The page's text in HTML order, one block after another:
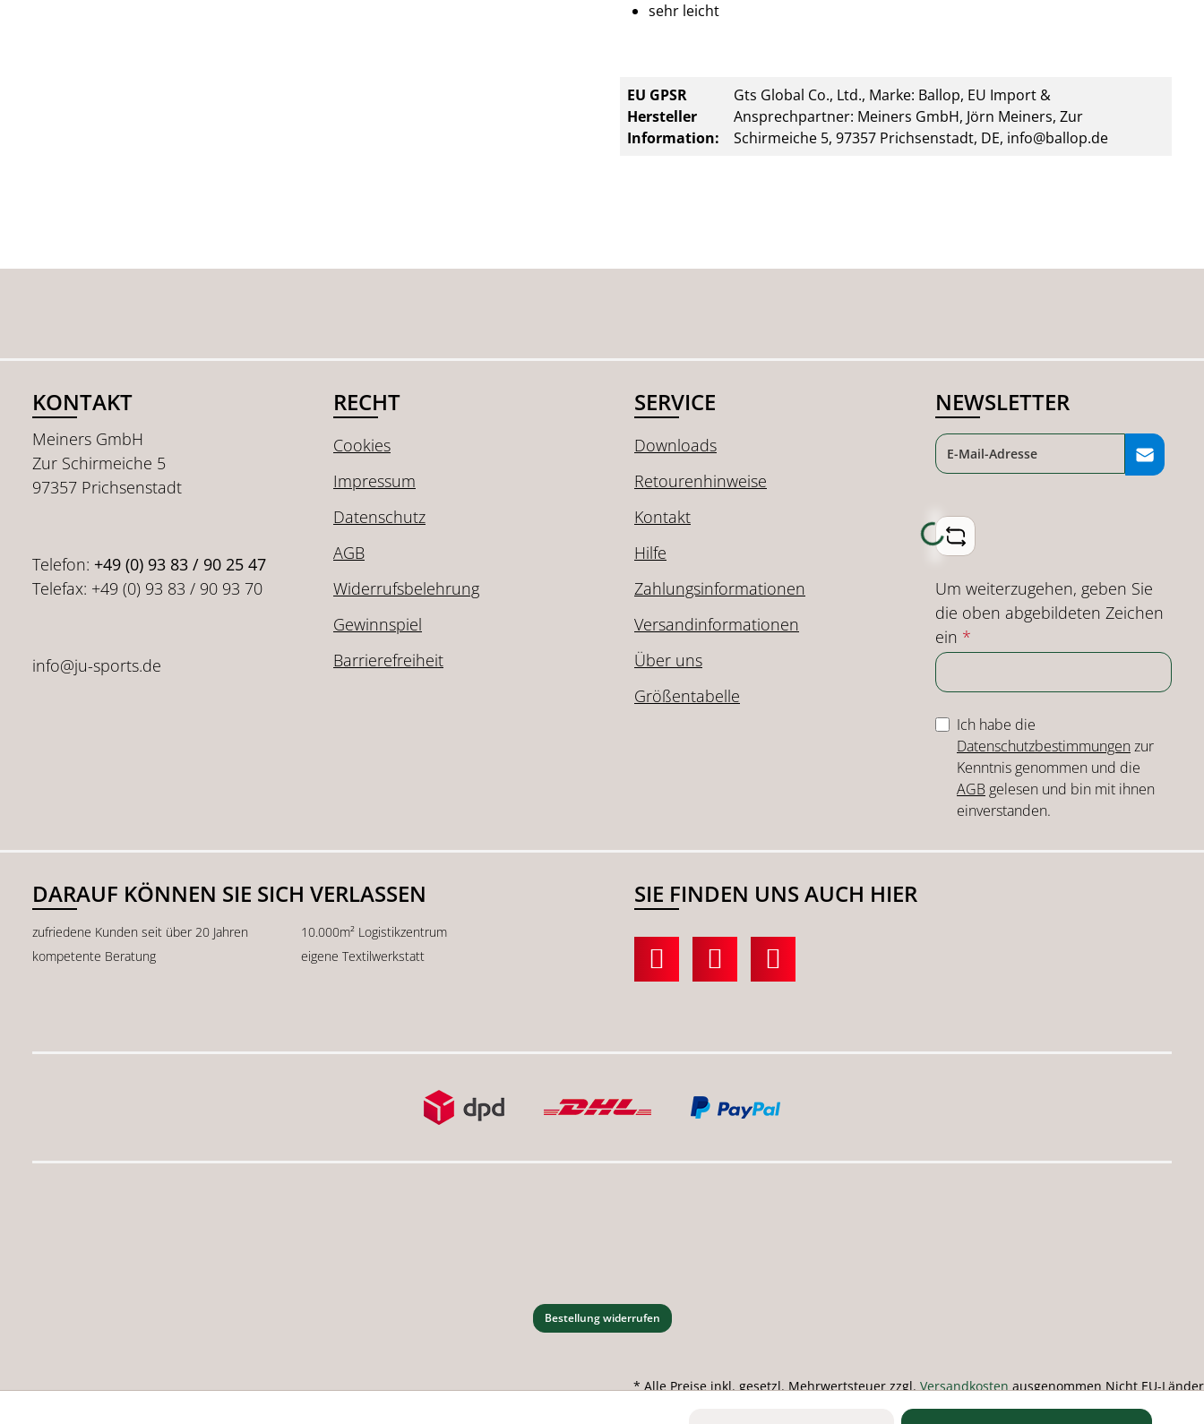
sehr leicht
EU GPSR
Hersteller
Information:
Gts Global Co., Ltd., Marke: Ballop, EU Import &
Ansprechpartner: Meiners GmbH, Jörn Meiners, Zur
Schirmeiche 5, 97357 Prichsenstadt, DE, info@ballop.de
KONTAKT
Meiners GmbH
Zur Schirmeiche 5
97357 Prichsenstadt
Telefon: +49 (0) 93 83 / 90 25 47
Telefax: +49 (0) 93 83 / 90 93 70
info@ju-sports.de
RECHT
Cookies
Impressum
Datenschutz
AGB
Widerrufsbelehrung
Gewinnspiel
Barrierefreiheit
SERVICE
Downloads
Retourenhinweise
Kontakt
Hilfe
Zahlungsinformationen
Versandinformationen
Über uns
Größentabelle
NEWSLETTER
Loading...
Um weiterzugehen, geben Sie
die oben abgebildeten Zeichen
ein *
Ich habe die
Datenschutzbestimmungenzur
Kenntnis genommen und die
AGB gelesen und bin mit ihnen
einverstanden.
DARAUF KÖNNEN SIE SICH VERLASSEN
zufriedene Kunden seit über 20 Jahren
10.000m² Logistikzentrum
kompetente Beratung
eigene Textilwerkstatt
SIE FINDEN UNS AUCH HIER
Bestellung widerrufen
* Alle Preise inkl. gesetzl. Mehrwertsteuer zzgl. Versandkosten ausgenommen Nicht EU-Länder